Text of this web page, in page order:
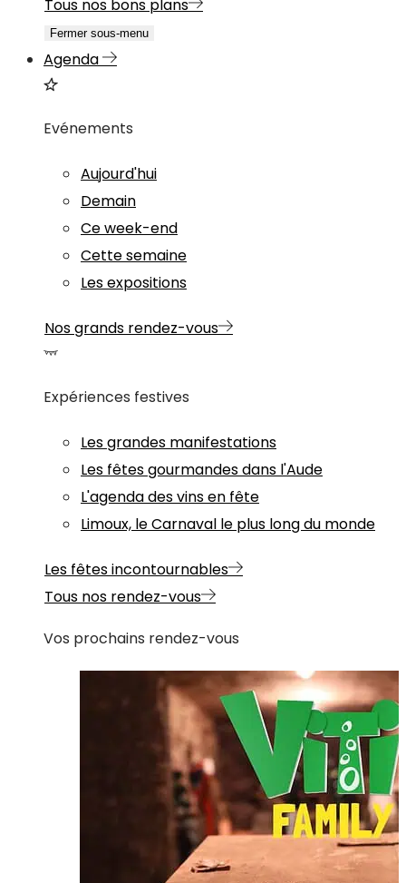
Tous nos bons plans
Fermer sous-menu
Agenda
Evénements
Aujourd'hui
Demain
Ce week-end
Cette semaine
Les expositions
Nos grands rendez-vous
Expériences festives
Les grandes manifestations
Les fêtes gourmandes dans l'Aude
L'agenda des vins en fête
Limoux, le Carnaval le plus long du monde
Les fêtes incontournables
Tous nos rendez-vous
Vos prochains rendez-vous